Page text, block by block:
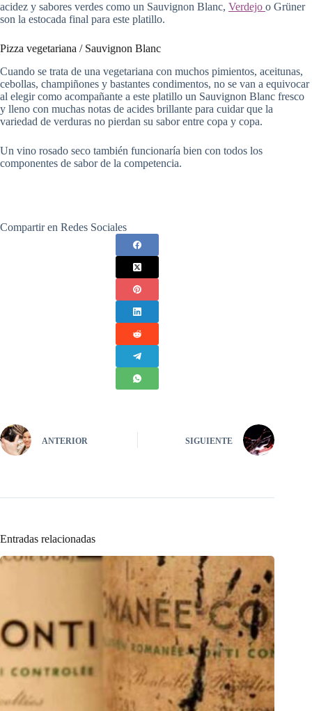
acidez y sabores verdes como un Sauvignon Blanc, Verdejo o Grüner
son la estocada final para este platillo.
Pizza vegetariana / Sauvignon Blanc
Cuando se trata de una vegetariana con muchos pimientos, aceitunas,
cebollas, champiñones y bastantes condimentos, no se van a equivocar
al elegir como acompañante a este platillo un Sauvignon Blanc fresco
y lleno con muchas notas de acides brillante para cuidar que la
variedad de verduras no pierdan su sabor entre copa y copa.
Un vino rosado seco también funcionaría bien con todos los
componentes de sabor de la competencia.
Compartir en Redes Sociales
ANTERIOR SIGUIENTE
Entradas relacionadas